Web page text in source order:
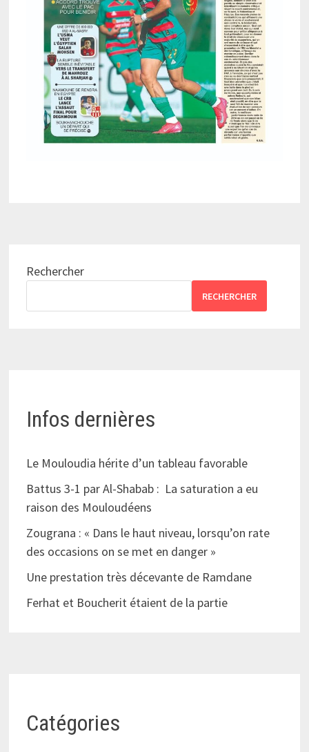
Rechercher
RECHERCHER
Infos dernières
Le Mouloudia hérite d’un tableau favorable
Battus 3-1 par Al-Shabab : La saturation a eu
raison des Mouloudéens
Zougrana : « Dans le haut niveau, lorsqu’on rate
des occasions on se met en danger »
Une prestation très décevante de Ramdane
Ferhat et Boucherit étaient de la partie
Catégories